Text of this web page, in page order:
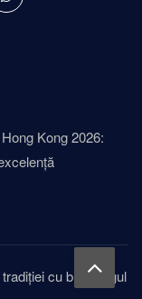
Kong 2026:
cu brandingul